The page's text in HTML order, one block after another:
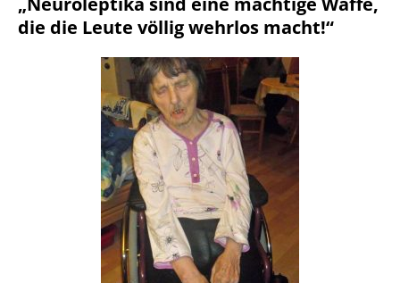
die die Leute völlig wehrlos macht!“